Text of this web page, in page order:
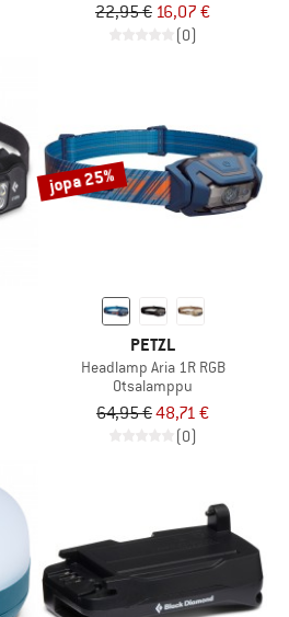
22,95 € 16,07 €
(0)
jopa 25%
PETZL
Headlamp Aria 1R RGB
Otsalamppu
64,95 €48,71 €
(0)